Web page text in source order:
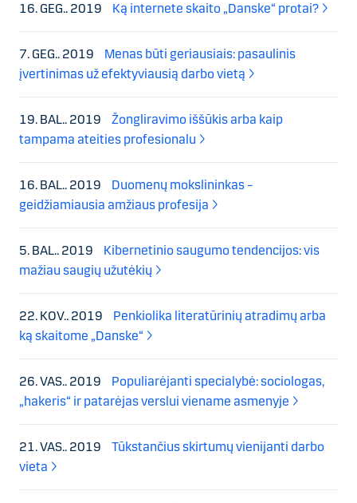
16. GEG.. 2019 Ką internete skaito „Danske“ protai?
7. GEG.. 2019
Menas būti geriausiais: pasaulinis
įvertinimas už efektyviausią darbo vietą
19. BAL.. 2019
Žongliravimo iššūkis arba kaip
tampama ateities profesionalu
16. BAL.. 2019
Duomenų mokslininkas –
geidžiamiausia amžiaus profesija
5. BAL.. 2019
Kibernetinio saugumo tendencijos: vis
mažiau saugių užutėkių
22. KOV.. 2019
Penkiolika literatūrinių atradimų arba
ką skaitome „Danske“
26. VAS.. 2019
Populiarėjanti specialybė: sociologas,
„hakeris“ ir patarėjas verslui viename asmenyje
21. VAS.. 2019
Tūkstančius skirtumų vienijanti darbo
vieta